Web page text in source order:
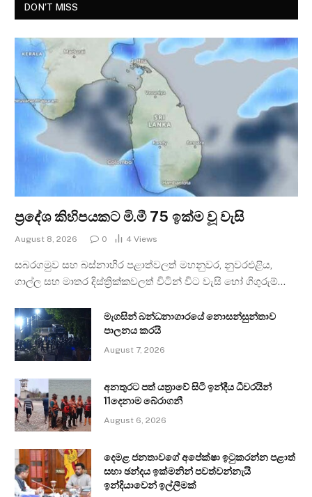
DON'T MISS
ප්‍රදේශ කිහිපයකට මි.මී 75 ඉක්ම වූ වැසි
August 8, 2026 0 4 Views
සබරගමුව සහ බස්නාහිර පළාත්වලත් මහනුවර, නුවරඑළිය,
ගාල්ල සහ මාතර දිස්ත්‍රික්කවලත් විටින් විට වැසි හෝ ගිගුරුම්…
මැගසින් බන්ධනාගාරයේ නොසන්සුන්තාව
පාලනය කරයි
August 7, 2026
අනතුරට පත් යත්‍රාවේ සිටි ඉන්දීය ධීවරයින්
11දෙනාම බේරාගනී
August 6, 2026
දෙමළ ජනතාවගේ අපේක්ෂා ඉටුකරන්න පළාත්
සභා ඡන්දය ඉක්මනින් පවත්වන්නැයි
ඉන්දියාවෙන් ඉල්ලීමක්